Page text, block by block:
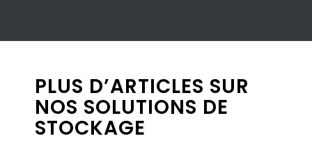
PLUS D’ARTICLES SUR
NOS SOLUTIONS DE
STOCKAGE